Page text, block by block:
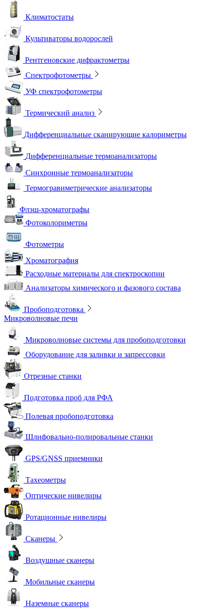
Климатостаты
Культиваторы водорослей
Рентгеновские дифрактометры
Спектрофотометры
УФ спектрофотометры
Термический анализ
Дифференциальные сканирующие калориметры
Дифференциальные термоанализаторы
Синхронные термоанализаторы
Термогравиметрические анализаторы
Флэш-хроматографы
Фотоколориметры
Фотометры
Хроматография
Расходные материалы для спектроскопии
Анализаторы химического и фазового состава
Пробоподготовка
Микроволновые печи
Микроволновые системы для пробоподготовки
Оборудование для заливки и запрессовки
Отрезные станки
Подготовка проб для РФА
Полевая пробоподготовка
Шлифовально-полировальные станки
GPS/GNSS приемники
Тахеометры
Оптические нивелиры
Ротационные нивелиры
Сканеры
Воздушные сканеры
Мобильные сканеры
Наземные сканеры